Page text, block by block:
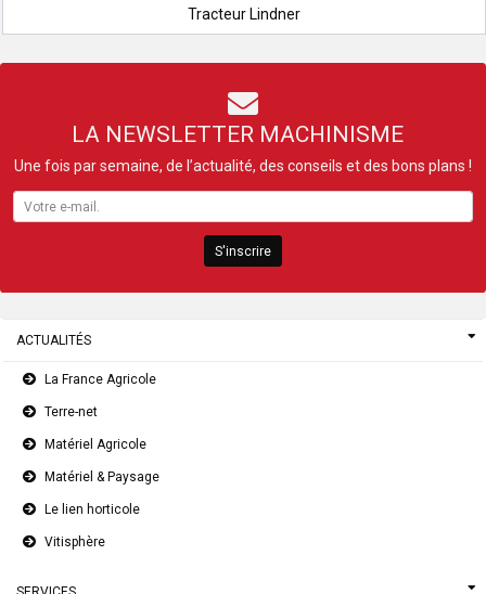
Tracteur Lindner
LA NEWSLETTER MACHINISME
Une fois par semaine, de l’actualité, des conseils et des bons plans !
S'inscrire
ACTUALITÉS
La France Agricole
Terre-net
Matériel Agricole
Matériel & Paysage
Le lien horticole
Vitisphère